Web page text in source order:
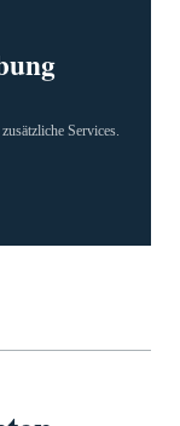
Services.